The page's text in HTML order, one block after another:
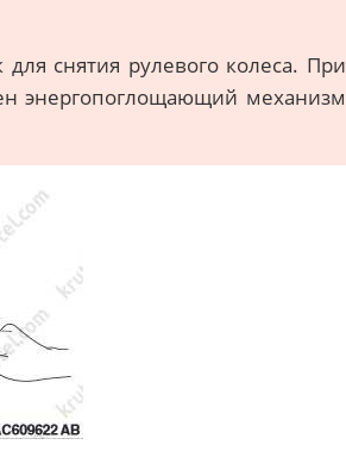
снятия рулевого колеса. При
энергопоглощающий механизм